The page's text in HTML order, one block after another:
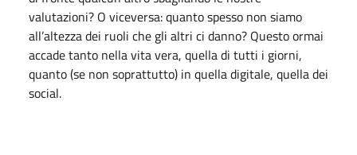
valutazioni? O viceversa: quanto spesso non siamo
all’altezza dei ruoli che gli altri ci danno? Questo ormai
accade tanto nella vita vera, quella di tutti i giorni,
quanto (se non soprattutto) in quella digitale, quella dei
social.